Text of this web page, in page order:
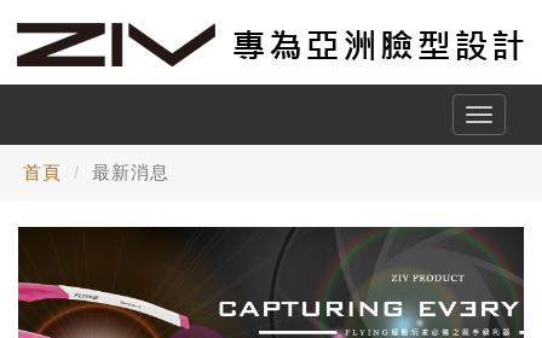
Toggle
首頁 最新消息